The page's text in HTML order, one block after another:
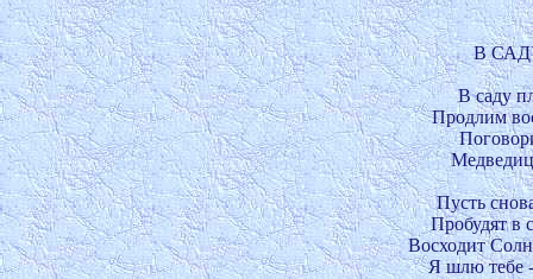
В
В саду
Продлим
Пусть
Пробудят в
Восходит
Я шлю тебе -